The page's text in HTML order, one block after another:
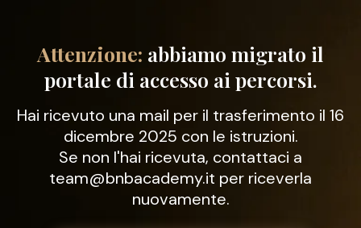
Attenzione: abbiamo migrato il
portale di accesso ai percorsi.
Hai ricevuto una mail per il trasferimento il 16
dicembre 2025 con le istruzioni.
Se non l'hai ricevuta, contattaci a
team@bnbacademy.it per riceverla
nuovamente.